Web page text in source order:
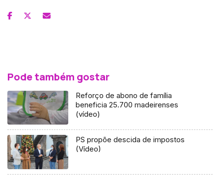
Pode também gostar
Reforço de abono de família
beneficia 25.700 madeirenses
(vídeo)
PS propõe descida de impostos
(Vídeo)